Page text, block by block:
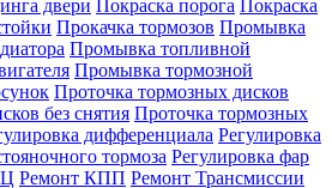
двери Покраска порога Покраска
Прокачка тормозов Промывка
Промывка топливной
Промывка тормозной
Проточка тормозных дисков
без снятия Проточка тормозных
дифференциала Регулировка
тормоза Регулировка фар
Ремонт КПП Ремонт Трансмиссии